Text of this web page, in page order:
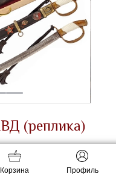
(реплика)
/
Россия
Корзина Профиль